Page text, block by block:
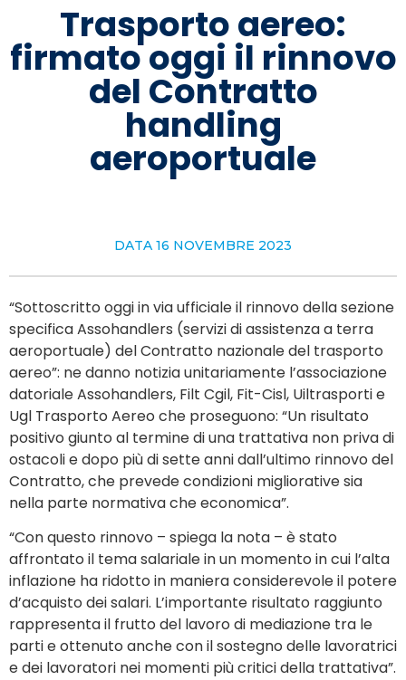
Trasporto aereo:
firmato oggi il rinnovo
del Contratto
handling
aeroportuale
DATA 16 NOVEMBRE 2023
“Sottoscritto oggi in via ufficiale il rinnovo della sezione
specifica Assohandlers (servizi di assistenza a terra
aeroportuale) del Contratto nazionale del trasporto
aereo”: ne danno notizia unitariamente l’associazione
datoriale Assohandlers, Filt Cgil, Fit-Cisl, Uiltrasporti e
Ugl Trasporto Aereo che proseguono: “Un risultato
positivo giunto al termine di una trattativa non priva di
ostacoli e dopo più di sette anni dall’ultimo rinnovo del
Contratto, che prevede condizioni migliorative sia
nella parte normativa che economica”.
“Con questo rinnovo – spiega la nota – è stato
affrontato il tema salariale in un momento in cui l’alta
inflazione ha ridotto in maniera considerevole il potere
d’acquisto dei salari. L’importante risultato raggiunto
rappresenta il frutto del lavoro di mediazione tra le
parti e ottenuto anche con il sostegno delle lavoratrici
e dei lavoratori nei momenti più critici della trattativa”.